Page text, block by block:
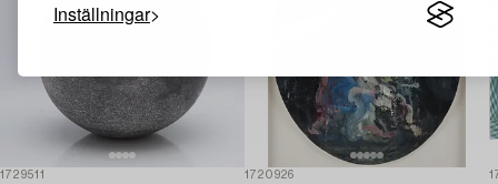
Inställningar
1729511 1720926